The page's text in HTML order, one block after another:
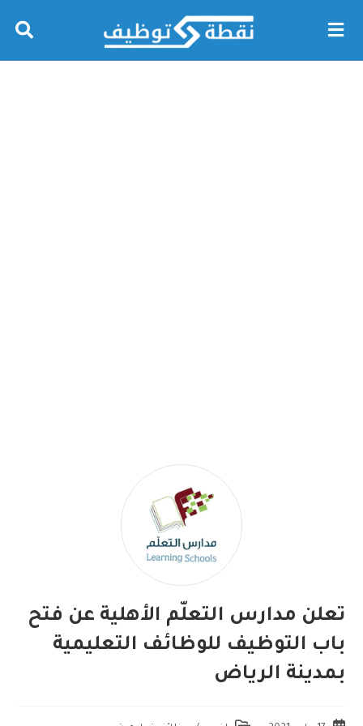
تعلن مدارس التعلّم الأهلية عن فتح
باب التوظيف للوظائف التعليمية
بمدينة الرياض